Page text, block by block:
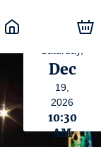
Dec
19,
2026
10:30
AM